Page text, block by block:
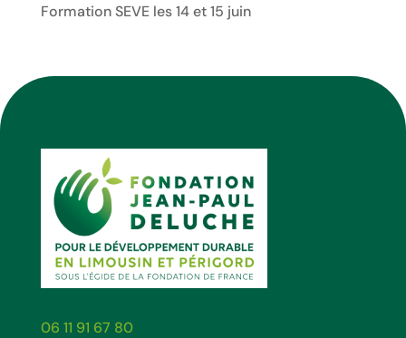
Formation SEVE les 14 et 15 juin
06 11 91 67 80